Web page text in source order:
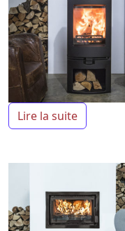
Lire la suite